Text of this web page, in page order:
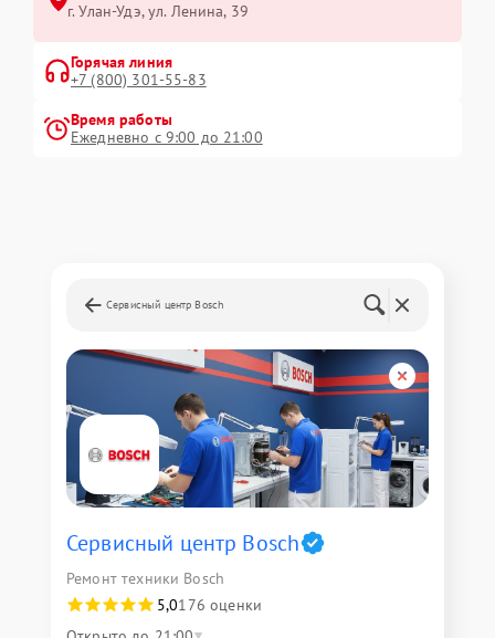
г. Улан-Удэ, ул. Ленина, 39
Горячая линия
+7 (800) 301-55-83
Время работы
Ежедневно с 9:00 до 21:00
Сервисный центр Bosch
Сервисный центр Bosch
Ремонт техники Bosch
5,0176 оценки